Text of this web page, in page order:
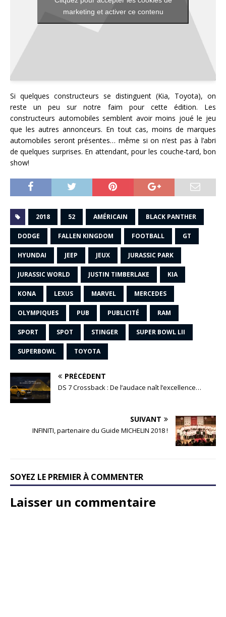
marketing et activer ce contenu
Si quelques constructeurs se distinguent (Kia, Toyota), on
reste un peu sur notre faim pour cette édition. Les
constructeurs automobiles semblent avoir moins joué le jeu
que les autres annonceurs. En tout cas, moins de marques
automobiles seront présentes… même si on n’est pas à l’abri
de quelques surprises. En attendant, pour les couche-tard, bon
show!
2018 52 AMÉRICAIN BLACK PANTHER
DODGE FALLEN KINGDOM FOOTBALL GT
HYUNDAI JEEP JEUX JURASSIC PARK
JURASSIC WORLD JUSTIN TIMBERLAKE KIA
KONA LEXUS MARVEL MERCEDES
OLYMPIQUES PUB PUBLICITÉ RAM
SPORT SPOT STINGER SUPER BOWL LII
SUPERBOWL TOYOTA
PRÉCÉDENT
DS 7 Crossback : De l’audace naît l’excellence…
SUIVANT
INFINITI, partenaire du Guide MICHELIN 2018 !
SOYEZ LE PREMIER À COMMENTER
Laisser un commentaire